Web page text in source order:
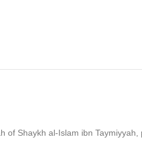
of Shaykh al-Islam ibn